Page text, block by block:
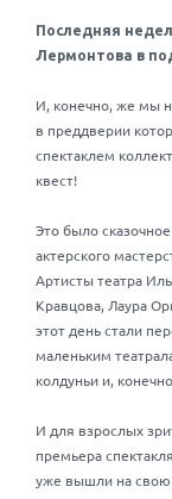
Последняя
Лермонтова в
И, конечно, же мы
в преддверии
спектаклем
квест!
Это было
актерского
Артисты театра
Кравцова, Лаура
этот день стали
маленьким
колдуньи и,
И для взрослых
премьера
уже вышли на